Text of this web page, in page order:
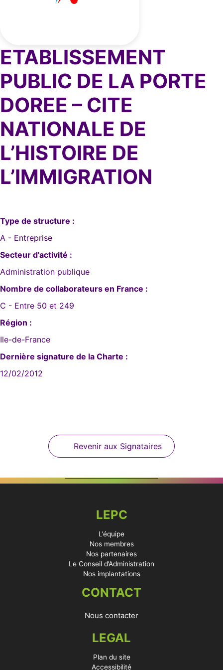
ETABLISSEMENT
PUBLIC DE LA PORTE
DOREE – CITE
NATIONALE DE
L’HISTOIRE DE
L’IMMIGRATION
Type de structure :
A - Entreprise
Secteur d'activité :
Administration publique
Nombre de collaborateurs en France :
C - Entre 50 et 249
Région :
Ile-de-France
Dernière signature de la Charte :
12/02/2012
Revenir aux Signataires
LEPC
L’équipe
Nos membres
Nos partenaires
Le Conseil d’Administration
Nos implantations
CONTACT
Nous contacter
LEGAL
Plan du site
Accessibilité